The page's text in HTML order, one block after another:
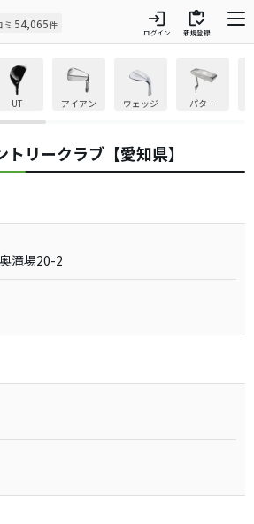
ミ 54,065件 login
ログイン
inventory
新規登録
UT アイアン ウェッジ パター
リークラブ【愛知県】
滝場20-2